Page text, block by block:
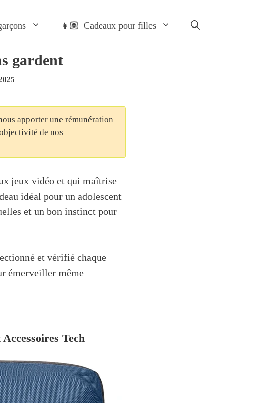
👧🏽 Cadeaux pour filles
gardent
apporter une rémunération
de nos
jeux vidéo et qui maîtrise
idéal pour un adolescent
et un bon instinct pour
et vérifié chaque
émerveiller même
Tech